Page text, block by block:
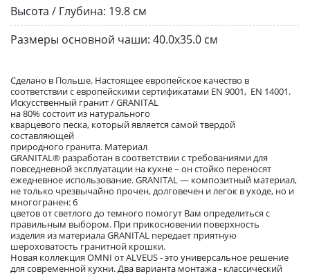
Высота / Глубина: 19.8 см
Размеры основной чаши: 40.0х35.0 см
Сделано в Польше. Настоящее европейское качество в
соответствии с европейскими сертификатами EN 9001, EN 14001.
Искусственный гранит / GRANITAL
на 80% состоит из натурального
кварцевого песка, который является самой твердой
составляющей
природного гранита. Материал
GRANITAL® разработан в соответствии с требованиями для
повседневной эксплуатации на кухне – он стойко переносят
ежедневное использование. GRANITAL — композитный материал,
не только чрезвычайно прочен, долговечен и легок в уходе, но и
многогранен: 6
цветов от светлого до темного помогут Вам определиться с
правильным выбором. При прикосновении поверхность
изделия из материала GRANITAL передает приятную
шероховатость гранитной крошки.
Новая коллекция OMNI от ALVEUS - это универсальное решение
для современной кухни. Два варианта монтажа - классический